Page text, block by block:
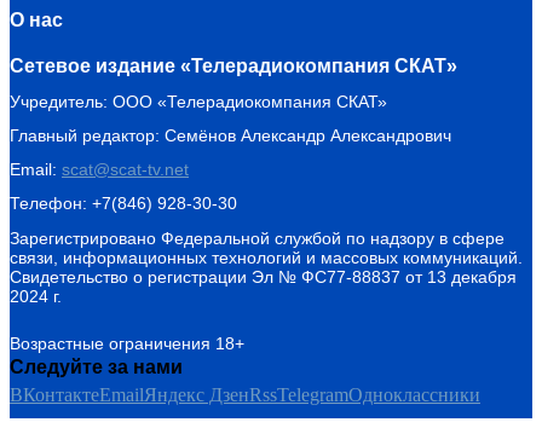
О нас
Сетевое издание «Телерадиокомпания СКАТ»
Учредитель: ООО «Телерадиокомпания СКАТ»
Главный редактор: Семёнов Александр Александрович
Email: scat@scat-tv.net
Телефон: +7(846) 928-30-30
Зарегистрировано Федеральной службой по надзору в сфере
связи, информационных технологий и массовых коммуникаций.
Свидетельство о регистрации Эл № ФС77-88837 от 13 декабря
2024 г.
Возрастные ограничения 18+
Следуйте за нами
ВКонтактеEmailЯндекс ДзенRssTelegramОдноклассники